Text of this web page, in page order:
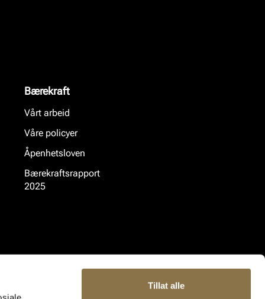
Tillat alle
Bærekraft
Vårt arbeid
Våre policyer
Åpenhetsloven
Bærekraftsrapport
2025